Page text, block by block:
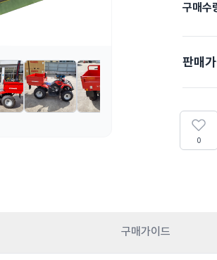
구매수
판매
0
구매가이드